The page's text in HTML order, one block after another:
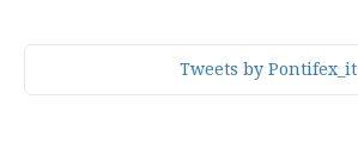
Tweets by Pontifex_it